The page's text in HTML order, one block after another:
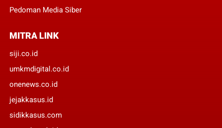
Pedoman Media Siber
MITRA LINK
siji.co.id
umkmdigital.co.id
onenews.co.id
jejakkasus.id
sidikkasus.com